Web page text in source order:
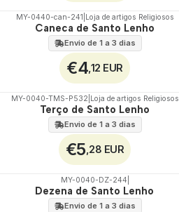
MY-0440-can-241 Loja de artigos Religiosos
Caneca de Santo Lenho
Envio de 1 a 3 dias
€4 ,12 EUR
MY-0040-TMS-P532 Loja de artigos Religiosos
Terço de Santo Lenho
Envio de 1 a 3 dias
€5 ,28 EUR
MY-0040-DZ-244
Dezena de Santo Lenho
Envio de 1 a 3 dias